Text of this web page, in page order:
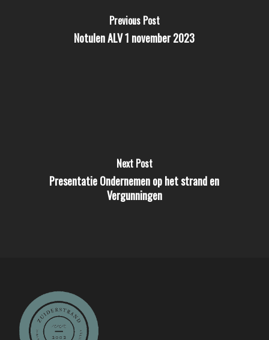
Previous Post
Notulen ALV 1 november 2023
Next Post
Presentatie Ondernemen op het strand en
Vergunningen